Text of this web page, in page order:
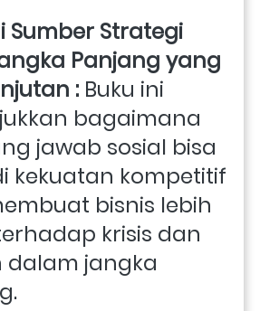
Sumber Strategi
Panjang yang
: Buku ini
bagaimana
jawab sosial bisa
kekuatan kompetitif
bisnis lebih
krisis dan
dalam jangka